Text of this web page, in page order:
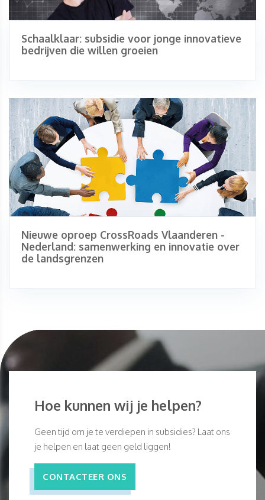
Schaalklaar: subsidie voor jonge innovatieve
bedrijven die willen groeien
Nieuwe oproep CrossRoads Vlaanderen -
Nederland: samenwerking en innovatie over
de landsgrenzen
Hoe kunnen wij je helpen?
Geen tijd om je te verdiepen in subsidies? Laat ons
je helpen en laat geen geld liggen!
CONTACTEER ONS